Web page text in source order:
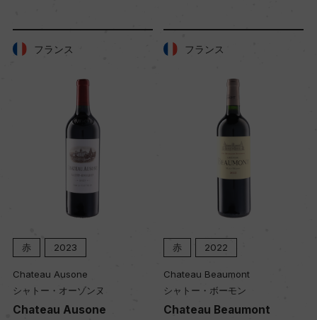
A.O.C.サン・ジュリアン
メドック 第2級格付
色
赤
フランス
赤 2023
Chateau Ausone
シャトー・オーゾンヌ
Chateau Ausone
フランス
赤 2022
Chateau Beaumont
シャトー・ボーモン
Chateau Beaumont